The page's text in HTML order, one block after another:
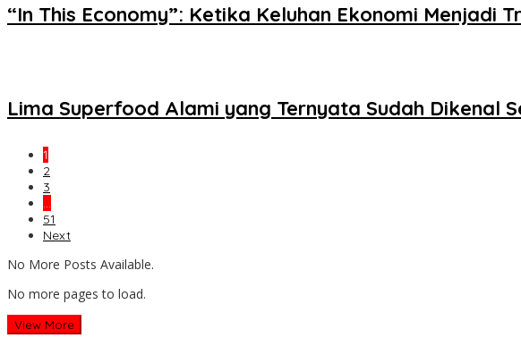
“In This Economy”: Ketika Keluhan Ekonomi Menjadi
Lima Superfood Alami yang Ternyata Sudah Dikenal
1
2
3
…
51
Next
No More Posts Available.
No more pages to load.
View More